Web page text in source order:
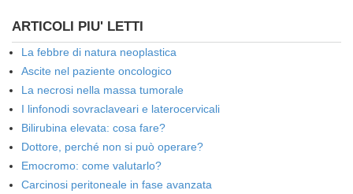
ARTICOLI PIU' LETTI
La febbre di natura neoplastica
Ascite nel paziente oncologico
La necrosi nella massa tumorale
I linfonodi sovraclaveari e laterocervicali
Bilirubina elevata: cosa fare?
Dottore, perché non si può operare?
Emocromo: come valutarlo?
Carcinosi peritoneale in fase avanzata